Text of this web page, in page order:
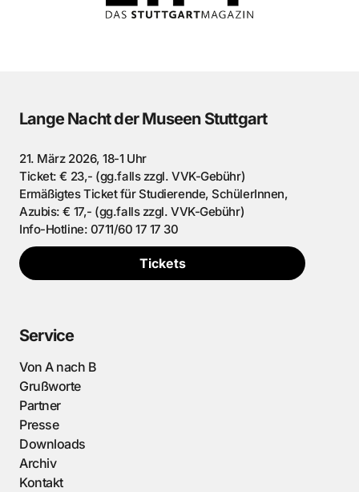
Lange Nacht der Museen Stuttgart
21. März 2026, 18-1 Uhr
Ticket: € 23,- (gg.falls zzgl. VVK-Gebühr)
Ermäßigtes Ticket für Studierende, SchülerInnen,
Azubis: € 17,- (gg.falls zzgl. VVK-Gebühr)
Info-Hotline: 0711/60 17 17 30
Tickets
Service
Von A nach B
Grußworte
Partner
Presse
Downloads
Archiv
Kontakt